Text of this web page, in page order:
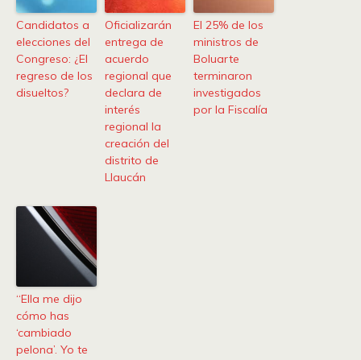
Candidatos a
elecciones del
Congreso: ¿El
regreso de los
disueltos?
Oficializarán
entrega de
acuerdo
regional que
declara de
interés
regional la
creación del
distrito de
Llaucán
El 25% de los
ministros de
Boluarte
terminaron
investigados
por la Fiscalía
“Ella me dijo
cómo has
‘cambiado
pelona’. Yo te